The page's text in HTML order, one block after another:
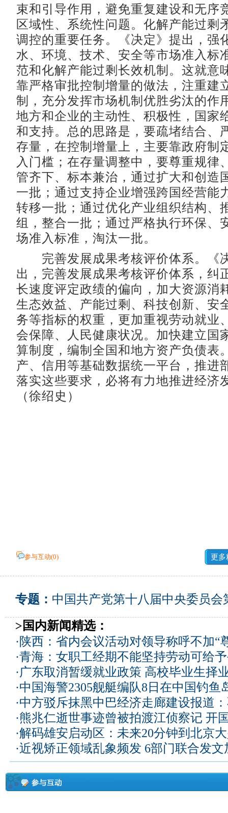
束和引导作用，避免重复建设和无序
区域性、系统性问题。化解产能过剩
调控的重要任务。《决定》提出，强
水、环境、技术、安全等市场准入标
范和化解产能过剩长效机制。这就意
靠严格审批控制增量的做法，注重建
制，充分发挥市场机制优胜劣汰的作
地方和企业的主动性、积极性，国家
和支持。总的思路是，要疏堵结合、
存量，在控制增量上，主要靠政府制
入门槛；在存量调整中，要尊重规律
管齐下、标本兼治，通过扩大和创造
一批；通过支持企业增强跨国经营能
转移一批；通过优化产业组织结构、
组，整合一批；通过严格执行环保、
场准入标准，淘汰一批。
完善发展成果考核评价体系。《
出，完善发展成果考核评价体系，纠
长速度评定政绩的偏向，加大资源消
生态效益、产能过剩、科技创新、安
务等指标的权重，更加重视劳动就业
会保障、人民健康状况。加快建立国
算制度，编制全国和地方资产负债表
产、信用等基础数据统一平台，推进
落实这些要求，必将有力地推进经济
（徐绍史）
参与互动(0) 更多
专题： 中国共产党第十八届中央委员会
>国内新闻精选：
· 陕西：省内会议活动对领导称呼不加“
·青海：女职工经期不能坚持劳动可给
·广东取消暂缓就业政策 高校毕业生择
·中国海警2305舰艇编队8日在中国钓鱼
·中方驳斥抹黑中巴经济走廊建设报道
·熊兆仁逝世事迹曾被拍渡江侦察记 开
·解码雄安启动区：未来20分钟到北京
·近视矫正领域乱象频发 6部门联合发文